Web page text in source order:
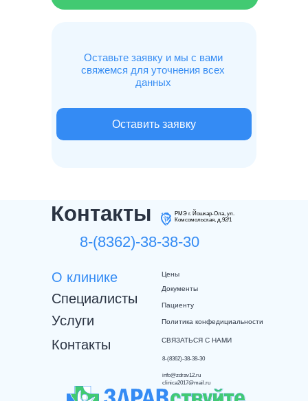
Оставьте заявку и мы с вами
свяжемся для уточнения всех
данных
Оставить заявку
Контакты
РМЭ г. Йошкар-Ола, ул.
Комсомольская, д.92/1
8-(8362)-38-38-30
О клинике
Специалисты
Услуги
Контакты
Цены
Документы
Пациенту
Политика конфедициальности
СВЯЗАТЬСЯ С НАМИ
8-(8362)-38-38-30
info@zdrav12.ru
clinica2017@mail.ru